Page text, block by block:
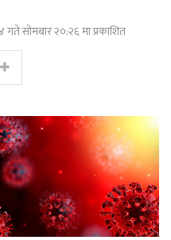
सोमबार २०:२६ मा प्रकाशित